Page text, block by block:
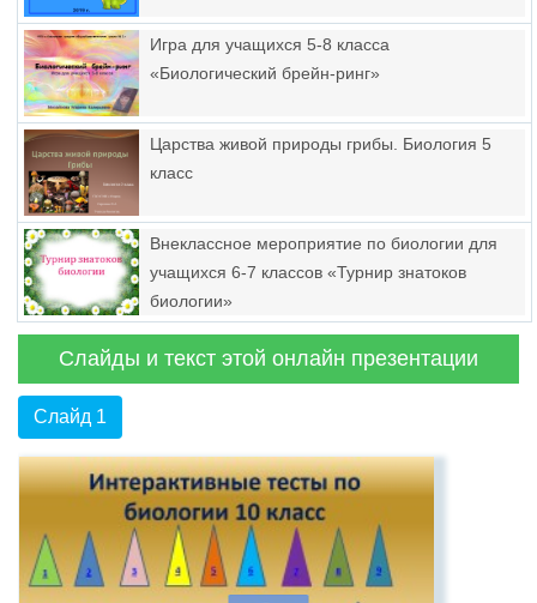
Игра для учащихся 5-8 класса
«Биологический брейн-ринг»
Царства живой природы грибы. Биология 5
класс
Внеклассное мероприятие по биологии для
учащихся 6-7 классов «Турнир знатоков
биологии»
Слайды и текст этой онлайн презентации
Слайд 1